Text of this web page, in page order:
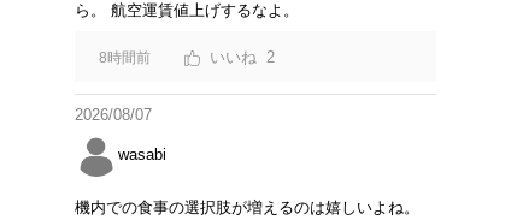
ら。 航空運賃値上げするなよ。
8時間前 2
2026/08/07
wasabi
機内での食事の選択肢が増えるのは嬉しいよね。